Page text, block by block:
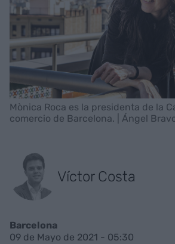
Mònica Roca es la presidenta de la
comercio de Barcelona. | Ángel
Víctor Costa
Barcelona
09 de Mayo de 2021 - 05:30